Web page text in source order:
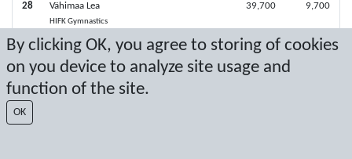
By clicking OK, you agree to storing of cookies
on you device to analyze site usage and
function of the site.
OK
28 Vähimaa Lea
HIFK Gymnastics
39,700 9,700
Harjula Hilma
Tampereen Voimistelijat
9,800
30 Marjeta Neela
Oulun Pyrintö voimistelujaosto
39,300
31 Rissanen Lotta
32